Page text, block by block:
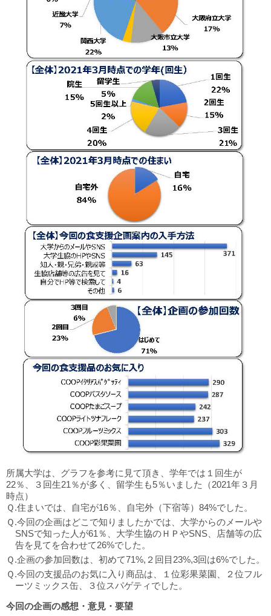
所属大学は、グラフを参考に見て頂き、学年では１回生が
22％、３回生21％が多く、留学生も5％いました（2021年３月
時点）
Ｑ.住まいでは、自宅が16％、自宅外（下宿等）84%でした。
Ｑ.今回の企画はどこで知りましたかでは、大学からのメールや
SNSで知った人が61％、大学生協のＨＰやSNS、店舗等の広
告を見てを合わせて26%でした。
Ｑ.企画の参加回数は、初めて71%,２回目23%,3回は6%でした。
Ｑ.今回の支援品のお気に入り商品は、１位彩果菜園、２位フル
ーツミックス缶、３位スパゲティでした。
今回の企画の感想・意見・要望